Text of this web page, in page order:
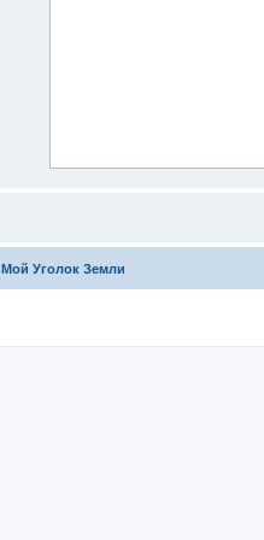
Мой Уголок Земли